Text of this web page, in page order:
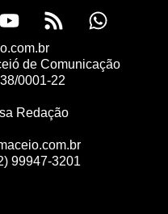
de Comunicação
0001-22
Redação
99947-3201